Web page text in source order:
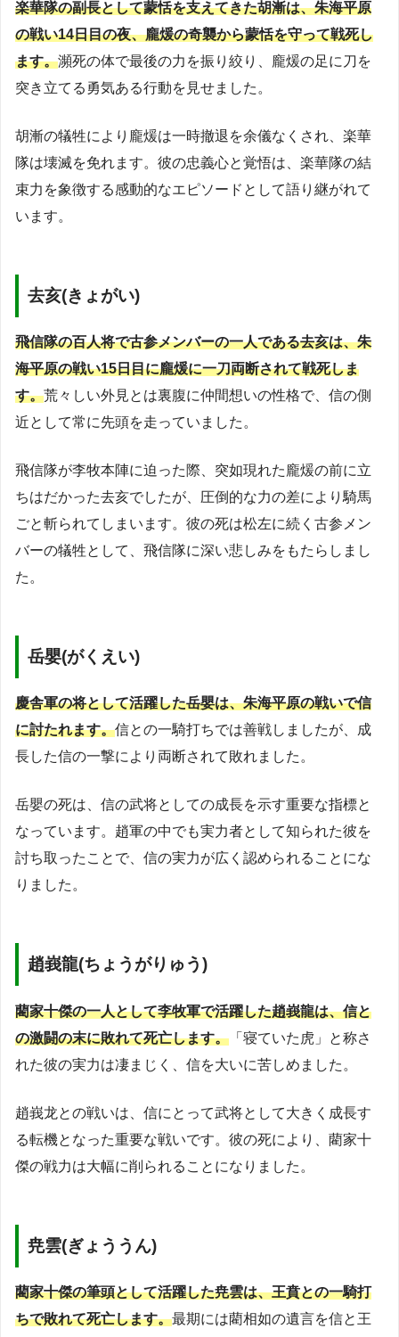
楽華隊の副長として蒙恬を支えてきた胡漸は、朱海平原
の戦い14日目の夜、龐煖の奇襲から蒙恬を守って戦死し
ます。瀕死の体で最後の力を振り絞り、龐煖の足に刀を
突き立てる勇気ある行動を見せました。
胡漸の犠牲により龐煖は一時撤退を余儀なくされ、楽華
隊は壊滅を免れます。彼の忠義心と覚悟は、楽華隊の結
束力を象徴する感動的なエピソードとして語り継がれて
います。
去亥(きょがい)
飛信隊の百人将で古参メンバーの一人である去亥は、朱
海平原の戦い15日目に龐煖に一刀両断されて戦死しま
す。荒々しい外見とは裏腹に仲間想いの性格で、信の側
近として常に先頭を走っていました。
飛信隊が李牧本陣に迫った際、突如現れた龐煖の前に立
ちはだかった去亥でしたが、圧倒的な力の差により騎馬
ごと斬られてしまいます。彼の死は松左に続く古参メン
バーの犠牲として、飛信隊に深い悲しみをもたらしまし
た。
岳嬰(がくえい)
慶舎軍の将として活躍した岳嬰は、朱海平原の戦いで信
に討たれます。信との一騎打ちでは善戦しましたが、成
長した信の一撃により両断されて敗れました。
岳嬰の死は、信の武将としての成長を示す重要な指標と
なっています。趙軍の中でも実力者として知られた彼を
討ち取ったことで、信の実力が広く認められることにな
りました。
趙峩龍(ちょうがりゅう)
藺家十傑の一人として李牧軍で活躍した趙峩龍は、信と
の激闘の末に敗れて死亡します。 「寝ていた虎」と称さ
れた彼の実力は凄まじく、信を大いに苦しめました。
趙峩龙との戦いは、信にとって武将として大きく成長す
る転機となった重要な戦いです。彼の死により、藺家十
傑の戦力は大幅に削られることになりました。
尭雲(ぎょううん)
藺家十傑の筆頭として活躍した尭雲は、王賁との一騎打
ちで敗れて死亡します。最期には藺相如の遺言を信と王